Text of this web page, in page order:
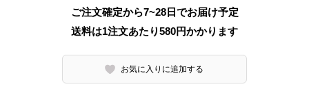
ご注文確定から7~28日でお届け予定
送料は1注文あたり580円かかります
お気に入りに追加する